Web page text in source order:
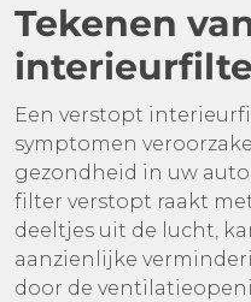
Tekenen
Een verstopt
symptomen
gezondheid in uw
filter verstopt raakt
deeltjes uit de lucht,
aanzienlijke
door de